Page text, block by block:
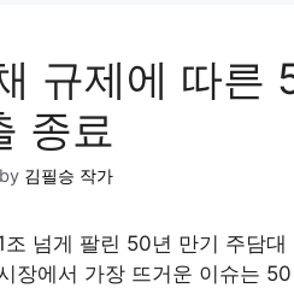
규제에 따른
종료
by 김필승 작가
조 넘게 팔린 50년 만기 주담
장에서 가장 뜨거운 이슈는